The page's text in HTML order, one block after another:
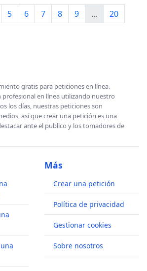
5 6 7 8 9 ...
20
gratis para peticiones en línea.
profesional en línea utilizando nuestro
los días, nuestras peticiones son
así que crear una petición es una
ante el publico y los tomadores de
Más
Crear una petición
Política de privacidad
Gestionar cookies
Sobre nosotros